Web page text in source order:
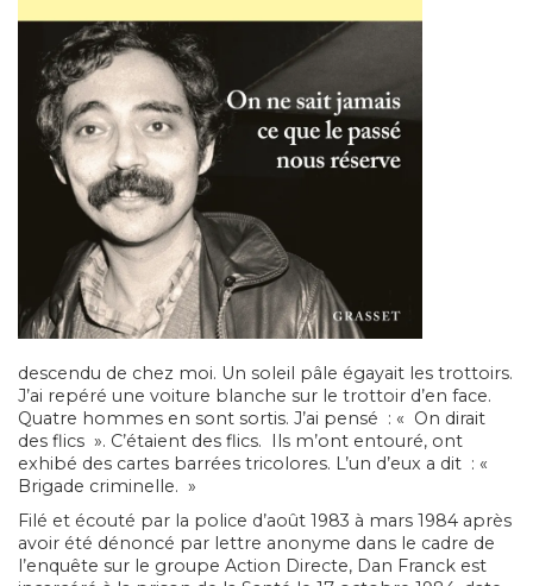
descendu de chez moi. Un soleil pâle égayait les trottoirs.
J’ai repéré une voiture blanche sur le trottoir d’en face.
Quatre hommes en sont sortis. J’ai pensé : « On dirait
des flics ». C’étaient des flics. Ils m’ont entouré, ont
exhibé des cartes barrées tricolores. L’un d’eux a dit : «
Brigade criminelle. »
Filé et écouté par la police d’août 1983 à mars 1984 après
avoir été dénoncé par lettre anonyme dans le cadre de
l’enquête sur le groupe Action Directe, Dan Franck est